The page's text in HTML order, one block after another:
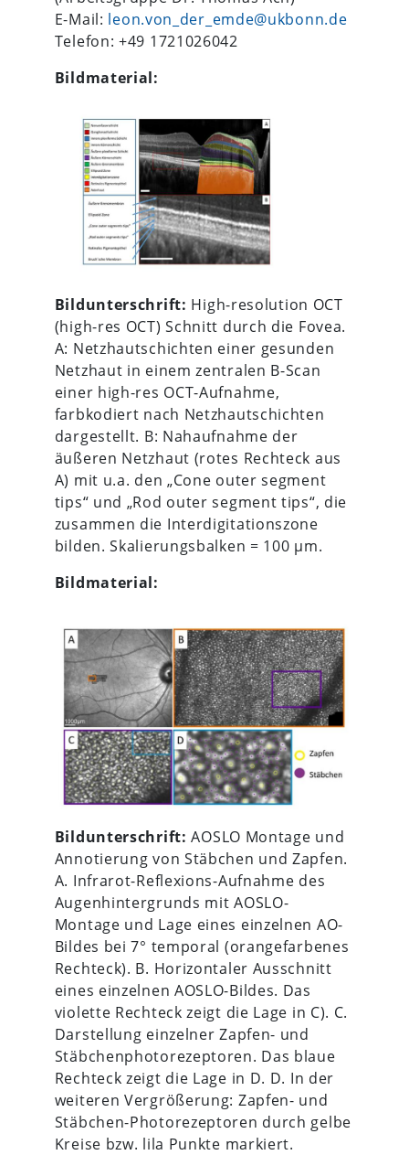
E-Mail: leon.von_der_emde@ukbonn.de
Telefon: +49 1721026042
Bildmaterial:
Bildunterschrift: High-resolution OCT
(high-res OCT) Schnitt durch die Fovea.
A: Netzhautschichten einer gesunden
Netzhaut in einem zentralen B-Scan
einer high-res OCT-Aufnahme,
farbkodiert nach Netzhautschichten
dargestellt. B: Nahaufnahme der
äußeren Netzhaut (rotes Rechteck aus
A) mit u.a. den „Cone outer segment
tips“ und „Rod outer segment tips“, die
zusammen die Interdigitationszone
bilden. Skalierungsbalken = 100 µm.
Bildmaterial:
Bildunterschrift: AOSLO Montage und
Annotierung von Stäbchen und Zapfen.
A. Infrarot-Reflexions-Aufnahme des
Augenhintergrunds mit AOSLO-
Montage und Lage eines einzelnen AO-
Bildes bei 7° temporal (orangefarbenes
Rechteck). B. Horizontaler Ausschnitt
eines einzelnen AOSLO-Bildes. Das
violette Rechteck zeigt die Lage in C). C.
Darstellung einzelner Zapfen- und
Stäbchenphotorezeptoren. Das blaue
Rechteck zeigt die Lage in D. D. In der
weiteren Vergrößerung: Zapfen- und
Stäbchen-Photorezeptoren durch gelbe
Kreise bzw. lila Punkte markiert.